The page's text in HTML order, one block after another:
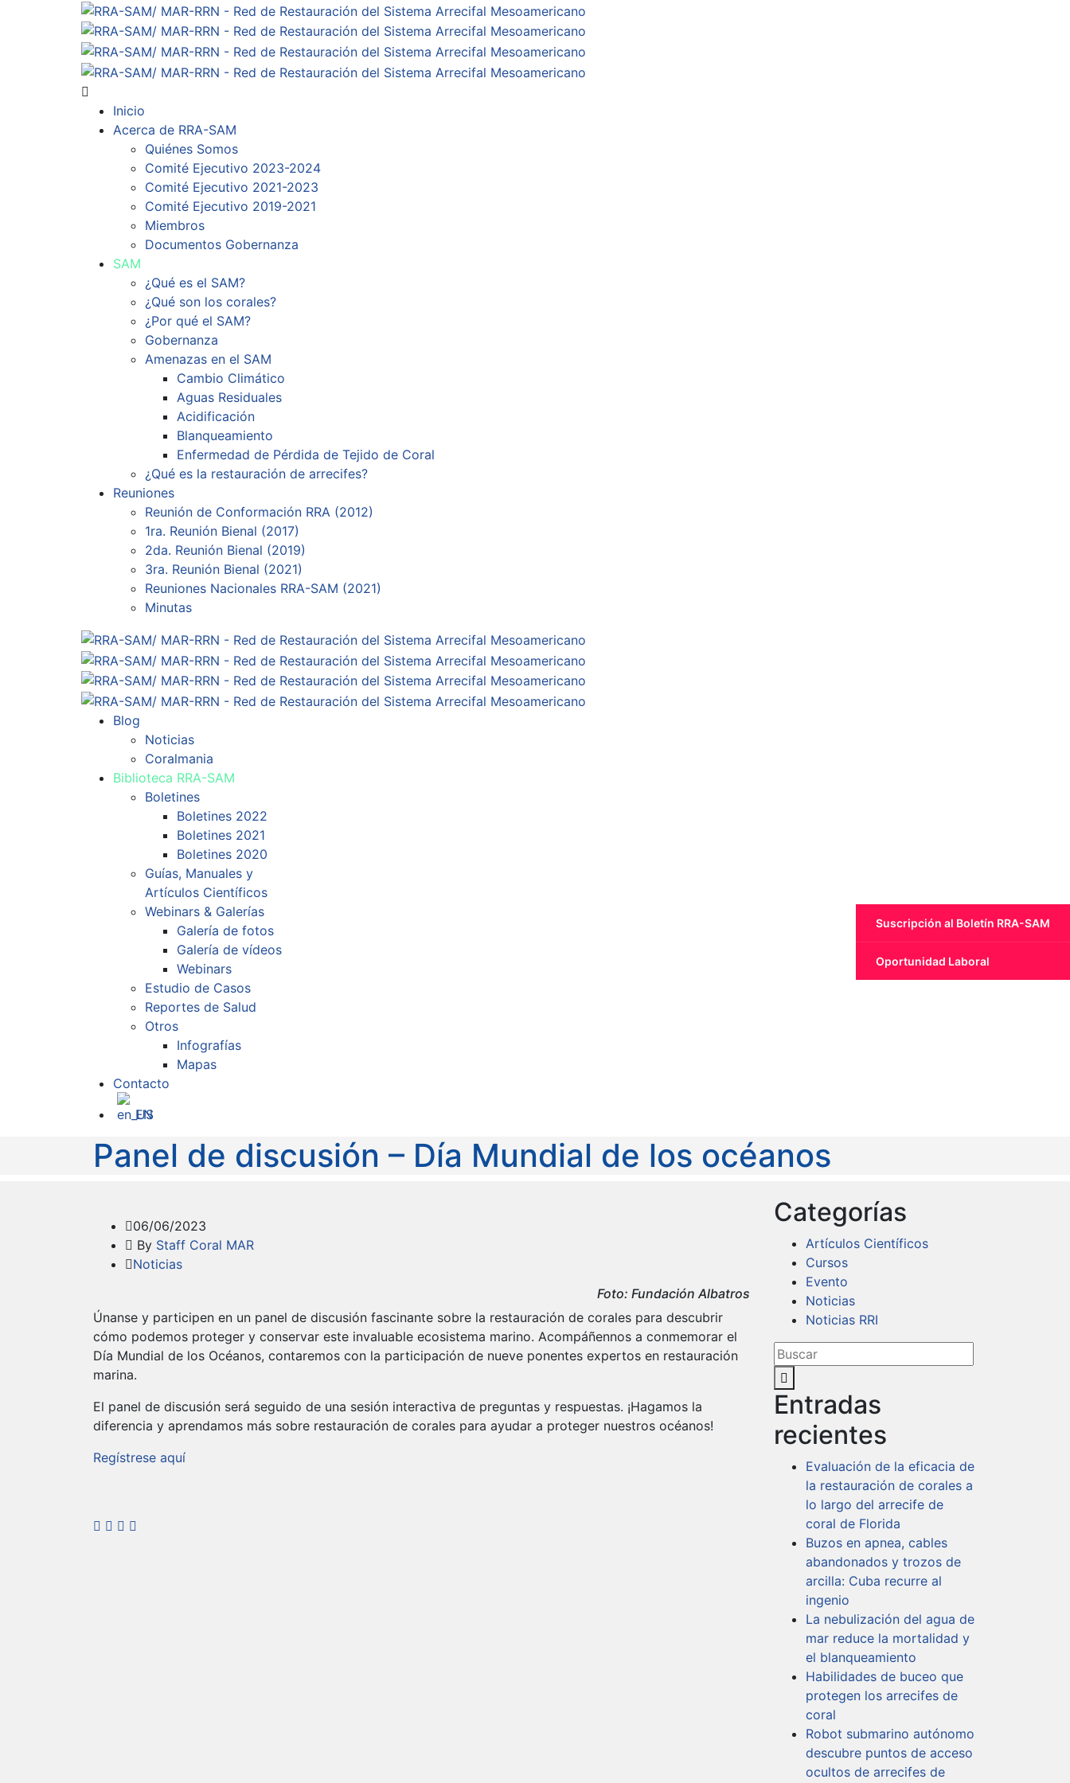
Inicio
Acerca de RRA-SAM
Quiénes Somos
Comité Ejecutivo 2023-2024
Comité Ejecutivo 2021-2023
Comité Ejecutivo 2019-2021
Miembros
Documentos Gobernanza
SAM
¿Qué es el SAM?
¿Qué son los corales?
¿Por qué el SAM?
Gobernanza
Amenazas en el SAM
Cambio Climático
Aguas Residuales
Acidificación
Blanqueamiento
Enfermedad de Pérdida de Tejido de Coral
¿Qué es la restauración de arrecifes?
Reuniones
Reunión de Conformación RRA (2012)
1ra. Reunión Bienal (2017)
2da. Reunión Bienal (2019)
3ra. Reunión Bienal (2021)
Reuniones Nacionales RRA-SAM (2021)
Minutas
Blog
Noticias
Coralmania
Biblioteca RRA-SAM
Boletines
Boletines 2022
Boletines 2021
Boletines 2020
Guías, Manuales y
Artículos Científicos
Webinars & Galerías
Galería de fotos
Galería de vídeos
Webinars
Estudio de Casos
Reportes de Salud
Otros
Infografías
Mapas
Contacto
EN
Panel de discusión – Día Mundial de los océanos
06/06/2023
By Staff Coral MAR
Noticias
Foto: Fundación Albatros
Únanse y participen en un panel de discusión fascinante sobre la restauración de corales para descubrir
cómo podemos proteger y conservar este invaluable ecosistema marino. Acompáñennos a conmemorar el
Día Mundial de los Océanos, contaremos con la participación de nueve ponentes expertos en restauración
marina.
El panel de discusión será seguido de una sesión interactiva de preguntas y respuestas. ¡Hagamos la
diferencia y aprendamos más sobre restauración de corales para ayudar a proteger nuestros océanos!
Regístrese aquí
Categorías
Artículos Científicos
Cursos
Evento
Noticias
Noticias RRI
Entradas
recientes
Evaluación de la eficacia de
la restauración de corales a
lo largo del arrecife de
coral de Florida
Buzos en apnea, cables
abandonados y trozos de
arcilla: Cuba recurre al
ingenio
La nebulización del agua de
mar reduce la mortalidad y
el blanqueamiento
Habilidades de buceo que
protegen los arrecifes de
coral
Robot submarino autónomo
descubre puntos de acceso
ocultos de arrecifes de
Suscripción al Boletín RRA-SAM
Oportunidad Laboral